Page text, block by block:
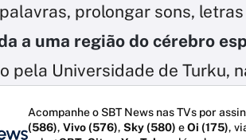
prolongar sons,
a uma região do cérebro
pela Universidade de Turku,
Acompanhe o SBT News nas TVs por
(586), Vivo (576), Sky (580) eOi (175),